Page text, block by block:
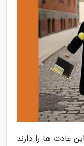
عادت ها را دارند